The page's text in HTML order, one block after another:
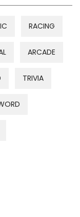
RACING
ARCADE
TRIVIA